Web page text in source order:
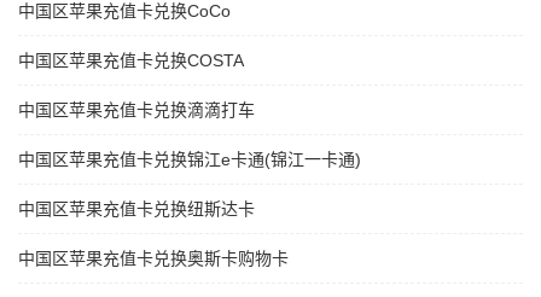
中国区苹果充值卡兑换CoCo
中国区苹果充值卡兑换COSTA
中国区苹果充值卡兑换滴滴打车
中国区苹果充值卡兑换锦江e卡通(锦江一卡通)
中国区苹果充值卡兑换纽斯达卡
中国区苹果充值卡兑换奥斯卡购物卡